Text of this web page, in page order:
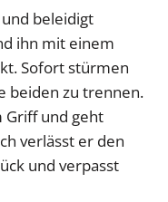
und beleidigt
ihn mit einem
Sofort stürmen
beiden zu trennen.
Griff und geht
verlässt er den
und verpasst